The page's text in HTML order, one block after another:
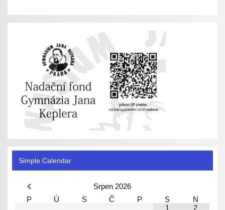
Simple Calendar
Srpen 2026
P
Ú S Č P S
N
1
2